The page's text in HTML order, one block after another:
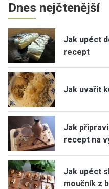
Dnes nejčtenější
Jak upéct
recept
Jak uvařit
Jak
recept na
Jak upéct
moučník z